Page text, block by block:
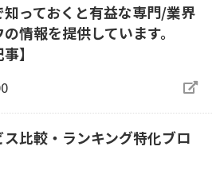
っておくと有益な専門/業界
情報を提供しています。
】
比較・ランキング特化ブロ